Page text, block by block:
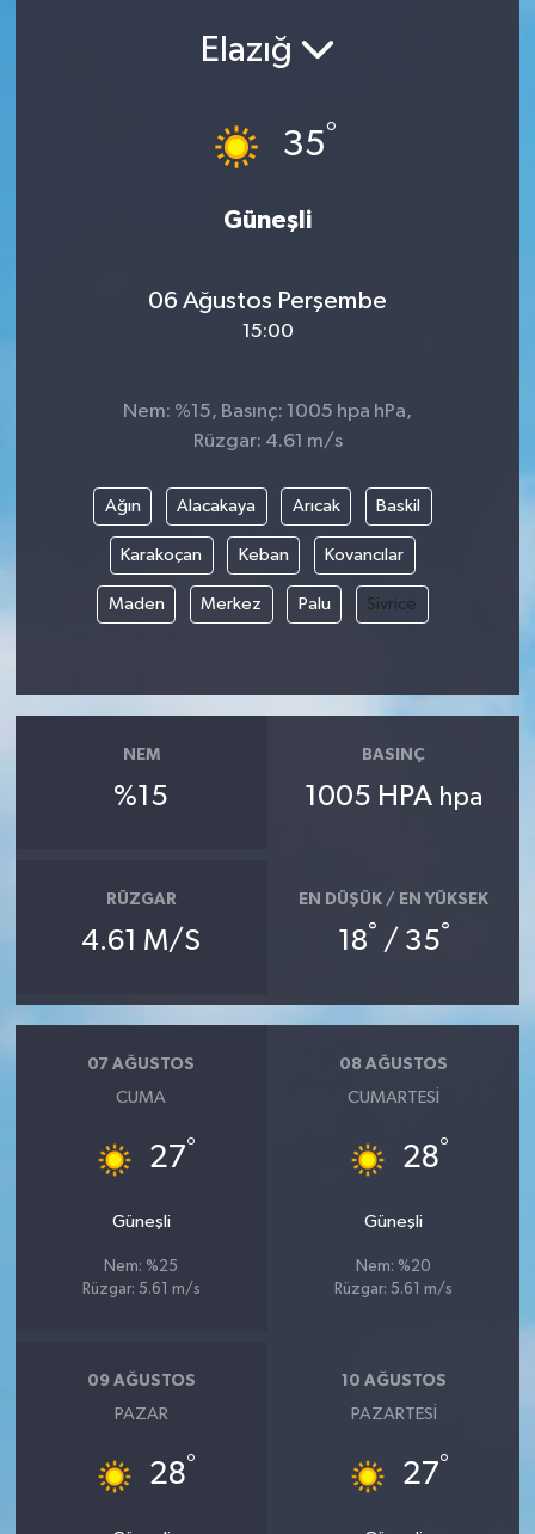
Elazığ
35°
Güneşli
06 Ağustos Perşembe
15:00
Nem: %15, Basınç: 1005 hpa hPa,
Rüzgar: 4.61 m/s
Ağın Alacakaya Arıcak Baskil
Karakoçan Keban Kovancılar
Maden Merkez Palu Sivrice
NEM
%15
BASINÇ
1005 HPA hpa
RÜZGAR
4.61 M/S
EN DÜŞÜK / EN YÜKSEK
18° / 35°
07 AĞUSTOS
CUMA
27°
Güneşli
Nem: %25
Rüzgar: 5.61 m/s
08 AĞUSTOS
CUMARTESI
28°
Güneşli
Nem: %20
Rüzgar: 5.61 m/s
09 AĞUSTOS
PAZAR
28°
10 AĞUSTOS
PAZARTESI
27°
Finans
Gayrimenkul
GENEL
Güvenlik
İş Dünyası
Jandarma
MAGAZİN
POLİTİKA
SİYASET